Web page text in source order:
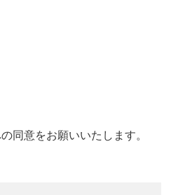
同意をお願いいたします。